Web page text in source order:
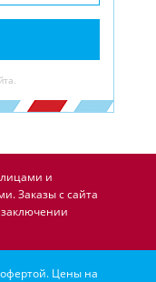
и
Заказы с сайта
Цены на